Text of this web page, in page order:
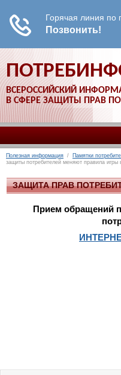
ВСЕРОССИЙСКИЙ
В СФЕРЕ ЗАЩИТЫ ПРАВ
Полезная информация / Памятки
защиты потребителей меняют правила игры
ЗАЩИТА ПРАВ
Прием обращений